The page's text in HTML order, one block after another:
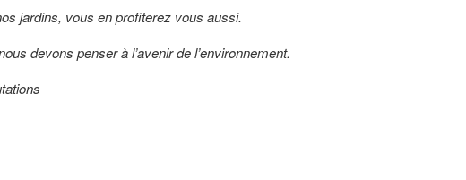
jardins, vous en profiterez vous aussi.
devons penser à l’avenir de l’environnement.